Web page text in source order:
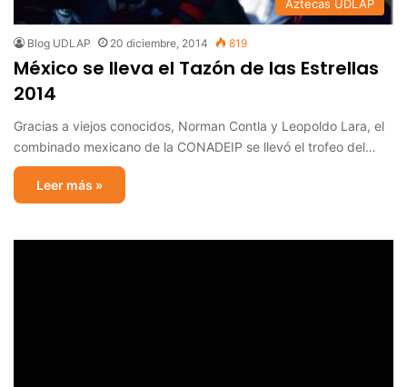
Aztecas UDLAP
Blog UDLAP 20 diciembre, 2014 819
México se lleva el Tazón de las Estrellas
2014
Gracias a viejos conocidos, Norman Contla y Leopoldo Lara, el
combinado mexicano de la CONADEIP se llevó el trofeo del…
Leer más »